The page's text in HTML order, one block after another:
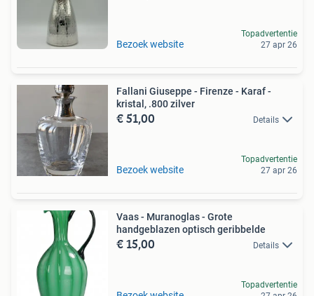
Bezoek website
Topadvertentie
27 apr 26
Fallani Giuseppe - Firenze - Karaf -
kristal, .800 zilver
€ 51,00 Details
Bezoek website
Topadvertentie
27 apr 26
Vaas - Muranoglas - Grote
handgeblazen optisch geribbelde
€ 15,00 Details
Topadvertentie